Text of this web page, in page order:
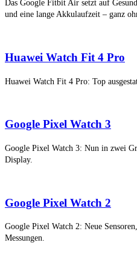
Das Google Fitbit Air setzt auf
und eine lange Akkulaufzeit – ganz
Huawei Watch Fit 4 Pro
Huawei Watch Fit 4 Pro: Top
Google Pixel Watch 3
Google Pixel Watch 3: Nun in zwei
Display.
Google Pixel Watch 2
Google Pixel Watch 2: Neue
Messungen.